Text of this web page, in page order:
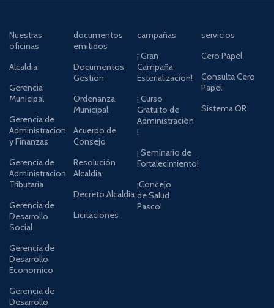
Nuestras
oficinas
Alcaldia
Gerencia
Municipal
Gerencia de
Administracion
y Finanzas
Gerencia de
Administracion
Tributaria
Gerencia de
Desarrollo
Social
Gerencia de
Desarrollo
Economico
Gerencia de
Desarrollo
documentos
emitidos
Documentos
Gestion
Ordenanza
Municipal
Acuerdo de
Consejo
Resolución
Alcaldia
Decreto Alcaldia
Licitaciones
campañas
¡ Gran
Campaña
Esterializacion!
¡ Curso
Gratuito de
Administración
!
¡ Seminario de
Fortalecimiento!
¡Concejo
de Salud
Pasco!
servicios
Cero Papel
Consulta Cero
Papel
Sistema QR